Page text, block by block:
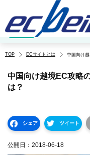
TOP ECサイトとは
中国向け越境EC攻略
は？
シェア ツイート
公開日： 2018-06-18
カテゴリ EC構築 マーケテ